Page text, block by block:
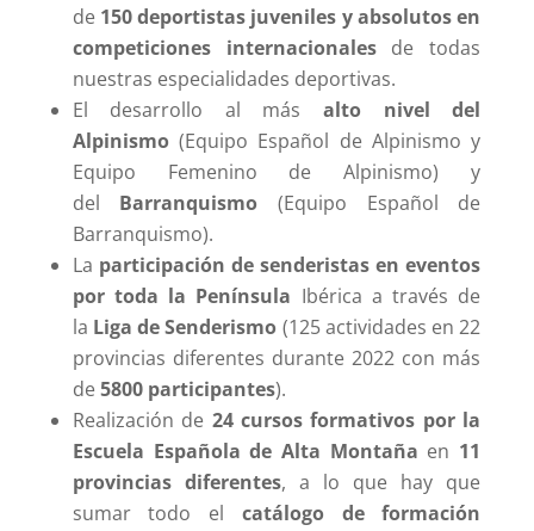
de 150 deportistas juveniles y absolutos en
competiciones internacionalesde todas
nuestras especialidades deportivas.
El desarrollo al másalto nivel del
Alpinismo(Equipo Español de Alpinismo y
Equipo Femenino de Alpinismo) y
del Barranquismo (Equipo Español de
Barranquismo).
La participación de senderistas en eventos
por toda la Península Ibérica a través de
la Liga de Senderismo (125 actividades en 22
provincias diferentes durante 2022 con más
de5800 participantes).
Realización de 24 cursos formativos por la
Escuela Española de Alta Montaña en 11
provincias diferentes, a lo que hay que
sumar todo el catálogo de formación